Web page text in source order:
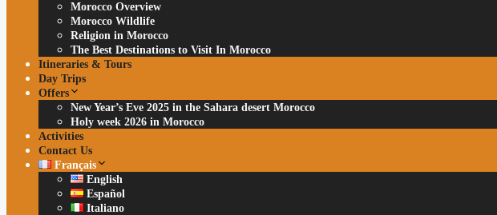
Morocco Overview
Morocco Wildlife
Religion in Morocco
The Best Destinations to Visit In Morocco
Itineraries & Tours
Day Trips
Offers
New Year’s Eve 2025 in the Sahara desert Morocco
Holy week 2026 in Morocco
Activities
Contact Us
Français
English
Español
Italiano